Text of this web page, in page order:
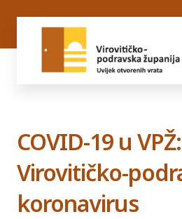
COVID-19 u
Virovitičko-
koronavirus